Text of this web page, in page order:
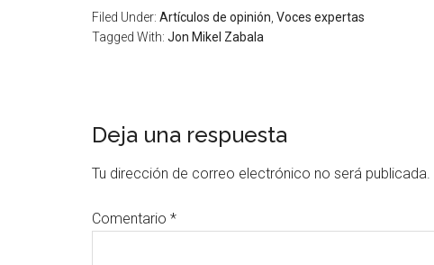
Filed Under: Artículos de opinión Voces expertas
Tagged With: Jon Mikel Zabala
Deja una respuesta
Tu dirección de correo electrónico no será publicada.
Comentario *